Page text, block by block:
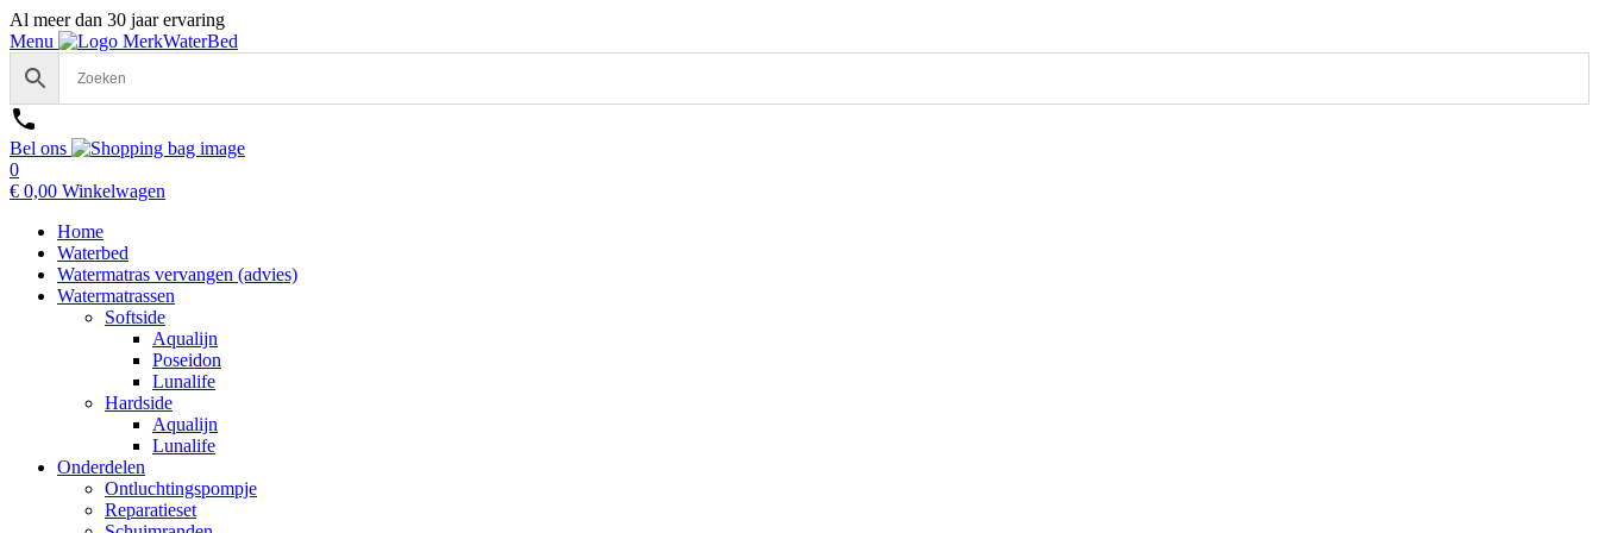
Al meer dan 30 jaar ervaring
Menu
Bel ons
0
€ 0,00 Winkelwagen
Home
Waterbed
Watermatras vervangen (advies)
Watermatrassen
Softside
Aqualijn
Poseidon
Lunalife
Hardside
Aqualijn
Lunalife
Onderdelen
Ontluchtingspompje
Reparatieset